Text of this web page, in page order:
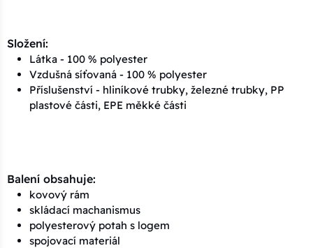
Složení:
Látka - 100 % polyester
Vzdušná síťovaná - 100 % polyester
Příslušenství - hliníkové trubky, železné trubky, PP
plastové části, EPE měkké části
Balení obsahuje:
kovový rám
skládací machanismus
polyesterový potah s logem
spojovací materiál